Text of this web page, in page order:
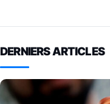
DERNIERS ARTICLES